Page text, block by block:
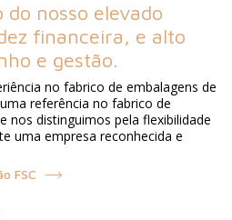
nosso elevado
financeira, e alto
e gestão.
no fabrico de embalagens de
referência no fabrico de
nos distinguimos pela flexibilidade
uma empresa reconhecida e
FSC